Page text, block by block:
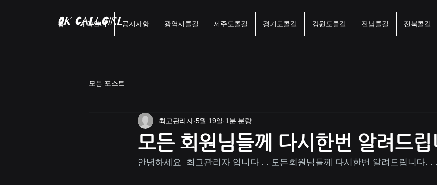
OK Callgirl
홈 예약안내 공지사항 광역시콜걸 제주도콜걸 경기도콜걸 강원도콜걸 전남콜걸 전북콜걸
모든 포스트
모든 회원님들께 다시한번 알려드
최고관리자 5월 19일 1분 분량
안녕하세요  최고관리자 입니다 . . 모든회원님들께 다시한번 알려드립니다. . .